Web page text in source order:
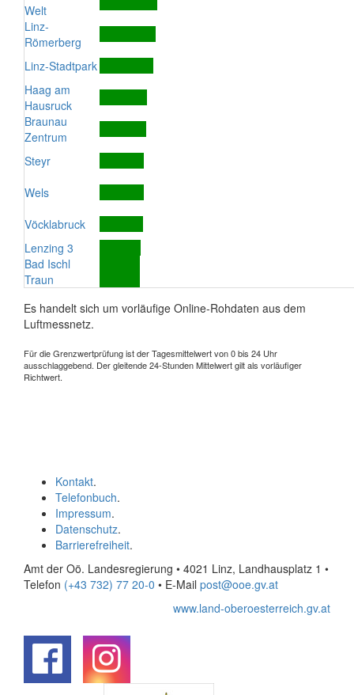
Welt
Linz-
Römerberg
Linz-Stadtpark
Haag am
Hausruck
Braunau
Zentrum
Steyr
Wels
Vöcklabruck
Lenzing 3
Bad Ischl
Traun
Es handelt sich um vorläufige Online-Rohdaten aus dem
Luftmessnetz.
Für die Grenzwertprüfung ist der Tagesmittelwert von 0 bis 24 Uhr
ausschlaggebend. Der gleitende 24-Stunden Mittelwert gilt als vorläufiger
Richtwert.
Kontakt.
Telefonbuch.
Impressum.
Datenschutz.
Barrierefreiheit.
Amt der Oö. Landesregierung • 4021 Linz, Landhausplatz 1 •
Telefon (+43 732) 77 20-0 • E-Mail post@ooe.gv.at
www.land-oberoesterreich.gv.at